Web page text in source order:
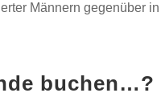
Männern gegenüber
buchen…?